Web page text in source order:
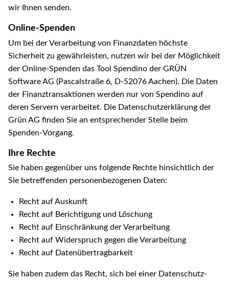
wir Ihnen senden.
Online-Spenden
Um bei der Verarbeitung von Finanzdaten höchste
Sicherheit zu gewährleisten, nutzen wir bei der Möglichkeit
der Online-Spenden das Tool Spendino der GRÜN
Software AG (Pascalstraße 6, D-52076 Aachen). Die Daten
der Finanztransaktionen werden nur von Spendino auf
deren Servern verarbeitet. Die Datenschutzerklärung der
Grün AG finden Sie an entsprechender Stelle beim
Spenden-Vorgang.
Ihre Rechte
Sie haben gegenüber uns folgende Rechte hinsichtlich der
Sie betreffenden personenbezogenen Daten:
Recht auf Auskunft
Recht auf Berichtigung und Löschung
Recht auf Einschränkung der Verarbeitung
Recht auf Widerspruch gegen die Verarbeitung
Recht auf Datenübertragbarkeit
Sie haben zudem das Recht, sich bei einer Datenschutz-